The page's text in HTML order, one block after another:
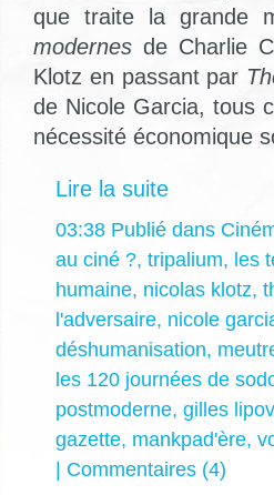
que traite la grande
modernes de Charlie
Klotz en passant par
de Nicole Garcia, tous
nécessité économique
Lire la suite
03:38 Publié dans
au ciné ?, tripalium, les
humaine, nicolas klotz,
l'adversaire, nicole
déshumanisation,
les 120 journées de
postmoderne, gilles
gazette, mankpad'ère,
| Commentaires (4)